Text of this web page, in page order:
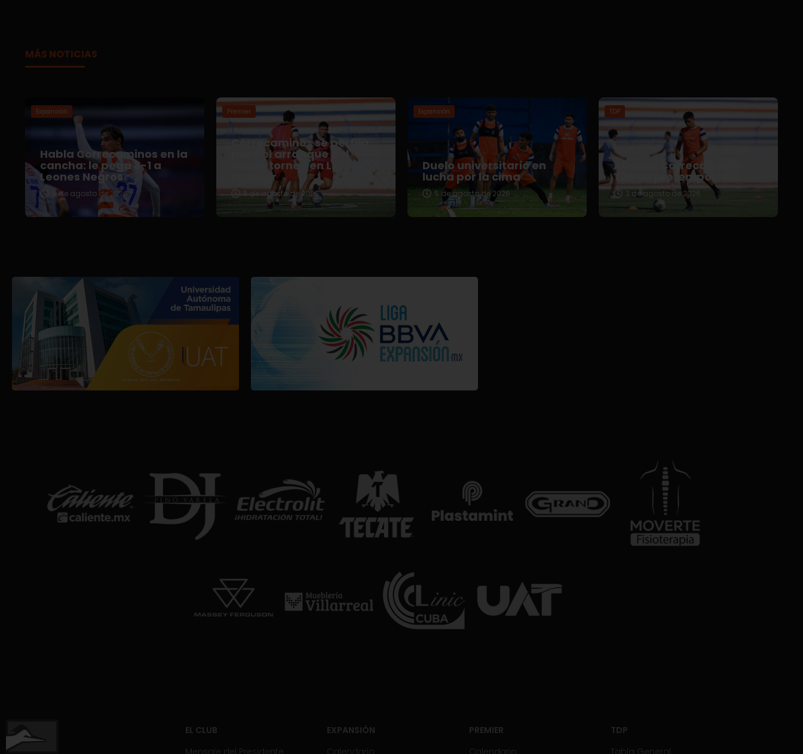
MÁS NOTICIAS
Expansión
Habla Correcaminos en la
cancha: le pega 3-1 a
Leones Negros
6 de agosto de 2026
Premier
Correcaminos se perfila
para el arranque del
nuevo torneo en Liga
Premier
5 de agosto de 2026
Expansión
Duelo universitario en
lucha por la cima
5 de agosto de 2026
TDP
Afianza Correcaminos
TDP su pretemporada
3 de agosto de 2026
EL CLUB
EXPANSIÓN
PREMIER
TDP